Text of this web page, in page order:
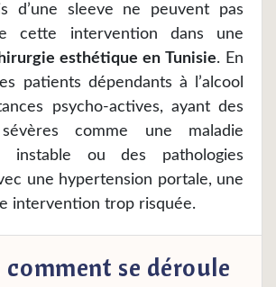
d’une sleeve ne peuvent pas
cette intervention dans une
esthétique en Tunisie. En
patients dépendants à l’alcool
psycho-actives, ayant des
sévères comme une maladie
instable ou des pathologies
une hypertension portale, une
intervention trop risquée.
comment se déroule